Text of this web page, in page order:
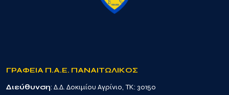
ΓΡΑΦΕΙΑ Π.Α.Ε. ΠΑΝΑΙΤΩΛΙΚΟΣ
Διεύθυνση: Δ.Δ. Δοκιμίου Αγρίνιο, TK: 30150